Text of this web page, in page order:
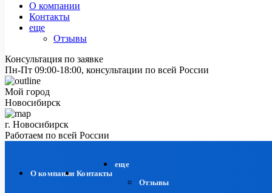
О компании
Контакты
еще
Отзывы
Консультация по заявке
Пн-Пт 09:00-18:00, консультации по всей России
Мой город
Новосибирск
г. Новосибирск
Работаем по всей России
О компании Контакты
еще
Отзывы